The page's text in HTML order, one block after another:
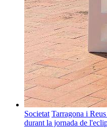
Societat Tarragona i
durant la jornada de